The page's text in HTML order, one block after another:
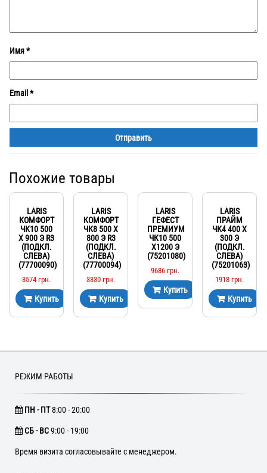
Имя*
Email *
Похожие товары
LARIS
КОМФОРТ
ЧК10 500
Х 900 Э R3
(ПОДКЛ.
СЛЕВА)
(77700090)
3574 грн.
Купить
LARIS
КОМФОРТ
ЧК8 500 Х
800 Э R3
(ПОДКЛ.
СЛЕВА)
(77700094)
3330 грн.
Купить
LARIS
ГЕФЕСТ
ПРЕМИУМ
ЧК10 500
Х1200 Э
(75201080)
9686 грн.
Купить
LARIS
ПРАЙМ
ЧК4 400 Х
300 Э
(ПОДКЛ.
СЛЕВА)
(75201063)
1918 грн.
Купить
РЕЖИМ РАБОТЫ
ПН - ПТ8:00 - 20:00
CБ - ВС9:00 - 19:00
Время визита согласовывайте с менеджером.